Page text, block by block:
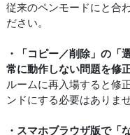
従来のペンモードにと合
ださい。
・「コピー／削除」の「
常に動作しない問題を修
ルームに再入場すると修
ンドにする必要はありませ
・スマホブラウザ版で「